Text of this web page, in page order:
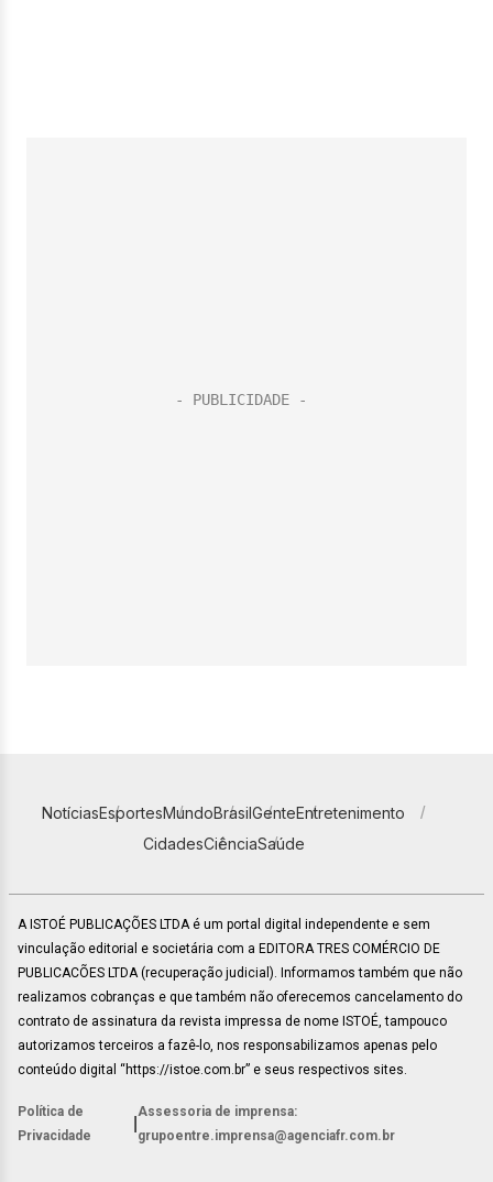
NotíciasEsportesMundoBrasilGenteEntretenimento
CidadesCiênciaSaúde
A ISTOÉ PUBLICAÇÕES LTDA é um portal digital independente e sem
vinculação editorial e societária com a EDITORA TRES COMÉRCIO DE
PUBLICACÕES LTDA (recuperação judicial). Informamos também que não
realizamos cobranças e que também não oferecemos cancelamento do
contrato de assinatura da revista impressa de nome ISTOÉ, tampouco
autorizamos terceiros a fazê-lo, nos responsabilizamos apenas pelo
conteúdo digital “https://istoe.com.br” e seus respectivos sites.
Política de
Privacidade
Assessoria de imprensa:
grupoentre.imprensa@agenciafr.com.br